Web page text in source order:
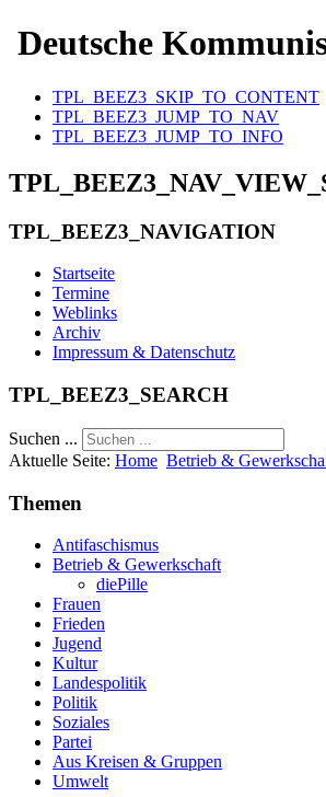
Deutsche
TPL_BEEZ3_SKIP_TO_CONTENT
TPL_BEEZ3_JUMP_TO_NAV
TPL_BEEZ3_JUMP_TO_INFO
TPL_BEEZ3_NAVIGATION
Startseite
Termine
Weblinks
Archiv
Impressum & Datenschutz
TPL_BEEZ3_SEARCH
Suchen ...
Aktuelle Seite: Home Betrieb &
Themen
Antifaschismus
Betrieb & Gewerkschaft
diePille
Frauen
Frieden
Jugend
Kultur
Landespolitik
Politik
Soziales
Partei
Aus Kreisen & Gruppen
Umwelt